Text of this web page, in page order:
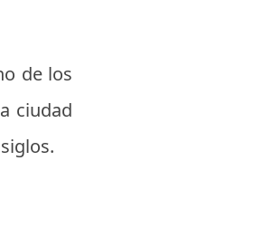
de los
ciudad